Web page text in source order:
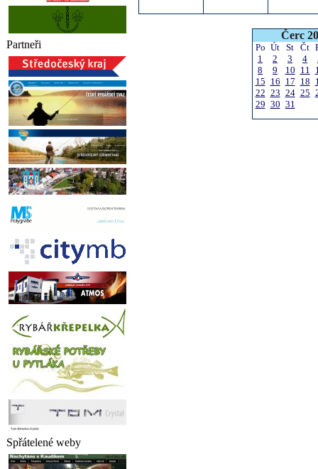
Partneři
Spřátelené weby
Čerc
Po Út St Čt
1
2 3 4
8
9 10 11
15 16 17 18
22 23 24 25
29 30 31